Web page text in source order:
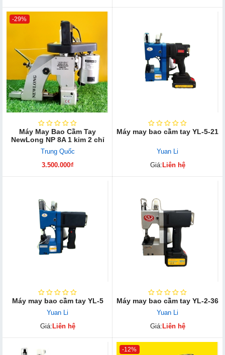
-29%
Máy May Bao Cầm Tay
NewLong NP 8A 1 kim 2 chỉ
Trung Quốc
3.500.000₫
Máy may bao cầm tay YL-5-21
Yuan Li
Giá:Liên hệ
Máy may bao cầm tay YL-5
Yuan Li
Giá:Liên hệ
Máy may bao cầm tay YL-2-36
Yuan Li
Giá:Liên hệ
-12%